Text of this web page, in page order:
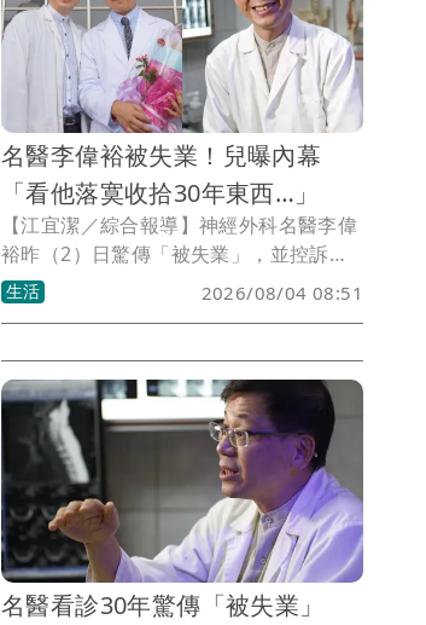
名醫李偉裕被失業！兒曝內幕
「看他落寞收拾30年東西…」
【江宜潔／綜合報導】神經外科名醫李偉
裕昨（2）日驚傳「被失業」，並控訴台
中大甲李綜合醫院原已和他達成新一期聘
任合約共識，怎料拖到最後一天卻遲遲不
火速取消他所有門診和手術，他也被迫離
開這個服務30年的地方。事後，其同為神
經外科醫師的兒子李政穎發長文抱屈、透
露院方不續約內幕，「看著爸爸回醫院，
默默收拾30年的東西，有點落寞的背
影。」
生活 2026/08/04 08:51
名醫看診30年驚傳「被失業」